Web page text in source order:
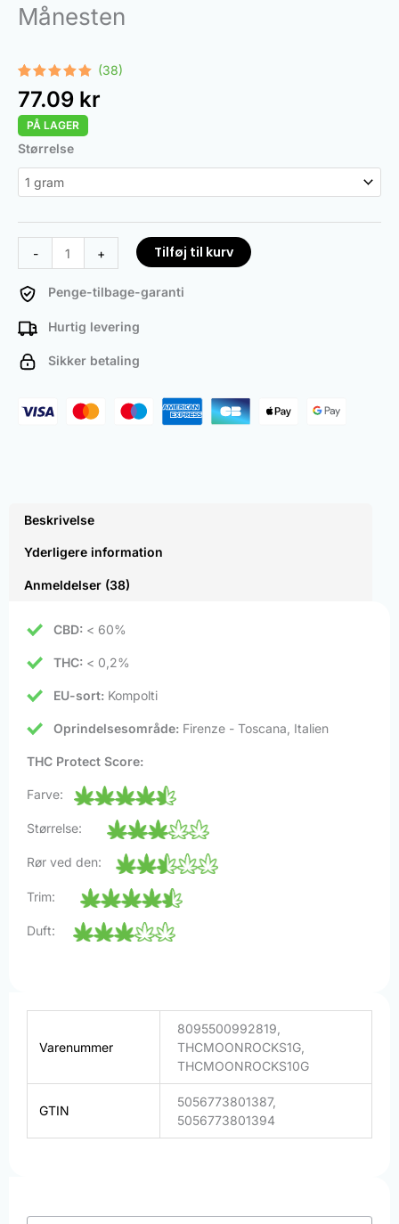
Månesten
Bedømt
som4.95
ud af 5
baseret
på
38
kundebedømmelser
(38)
77.09 kr
PÅ LAGER
Størrelse
-
Moon
Rocks
antal
+ Tilføj til kurv
Penge-tilbage-garanti
Hurtig levering
Sikker betaling
Beskrivelse
Yderligere information
Anmeldelser (38)
CBD: < 60%
THC: < 0,2%
EU-sort: Kompolti
Oprindelsesområde: Firenze - Toscana, Italien
THC Protect Score:
Farve:
Størrelse:
Rør ved den:
Trim:
Duft:
Varenummer
8095500992819,
THCMOONROCKS1G,
THCMOONROCKS10G
GTIN
5056773801387,
5056773801394